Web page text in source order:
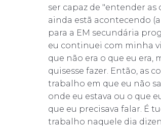
ser capaz de "entender as
ainda estã acontecendo
para a EM secundária
eu continuei com minha
que não era o que eu era,
quisesse fazer. Então, as
trabalho em que eu não
onde eu estava ou o que
que eu precisava falar. É
trabalho naquele dia